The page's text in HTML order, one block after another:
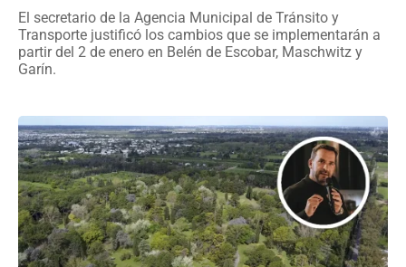
El secretario de la Agencia Municipal de Tránsito y
Transporte justificó los cambios que se implementarán a
partir del 2 de enero en Belén de Escobar, Maschwitz y
Garín.